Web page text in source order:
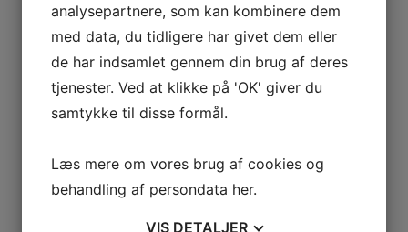
København”på Kristligt-Dagblad.dk,
14.04.2014
”Minister: Unge muslimer skal turde springe
ud” på Pridenews.dk, 07.03.2014 [ikke
længere tilgængelig]
”Sareen vil have homoseksuelle muslimer
”Jeg bad til Allah om at gøre mig
heteroseksuel. Han lyttede ikke.”
analysepartnere, som kan kombinere dem
med data, du tidligere har givet dem eller
de har indsamlet gennem din brug af deres
tjenester. Ved at klikke på 'OK' giver du
samtykke til disse formål.
Læs mere om vores brug af cookies og
behandling af persondata her.
VIS DETALJER